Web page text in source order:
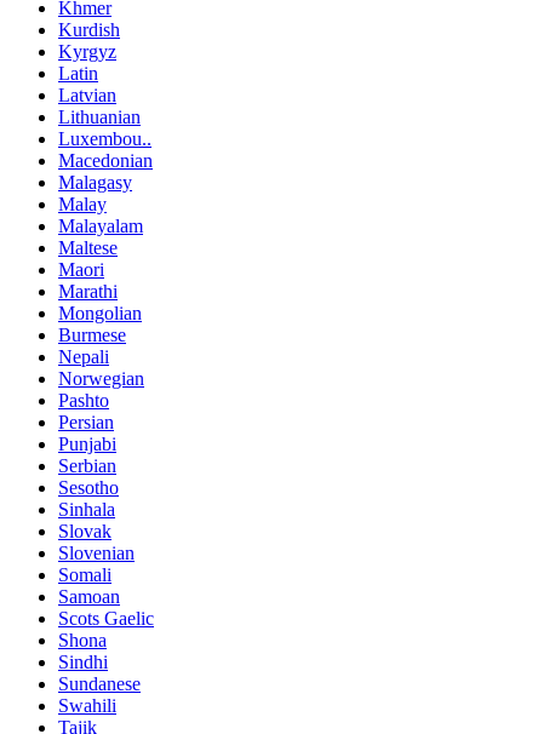
Khmer
Kurdish
Kyrgyz
Latin
Latvian
Lithuanian
Luxembou..
Macedonian
Malagasy
Malay
Malayalam
Maltese
Maori
Marathi
Mongolian
Burmese
Nepali
Norwegian
Pashto
Persian
Punjabi
Serbian
Sesotho
Sinhala
Slovak
Slovenian
Somali
Samoan
Scots Gaelic
Shona
Sindhi
Sundanese
Swahili
Tajik